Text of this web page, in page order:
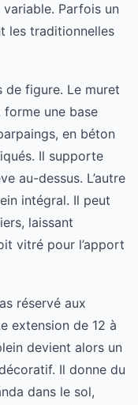
variable. Parfois un
les traditionnelles
de figure. Le muret
forme une base
en béton
Il supporte
au-dessus. L’autre
intégral. Il peut
laissant
vitré pour l’apport
réservé aux
extension de 12 à
devient alors un
Il donne du
dans le sol,